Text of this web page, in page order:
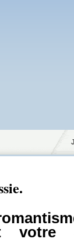
votre